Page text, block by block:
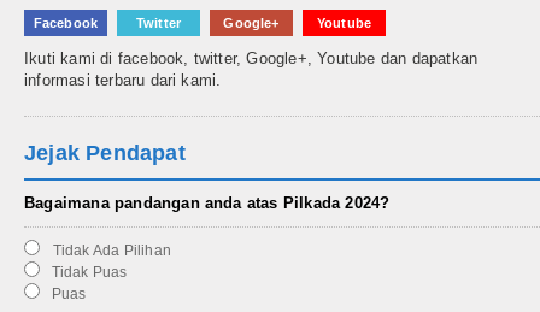
Facebook Twitter Google+ Youtube
Ikuti kami di facebook, twitter, Google+, Youtube dan dapatkan
informasi terbaru dari kami.
Jejak Pendapat
Bagaimana pandangan anda atas Pilkada 2024?
Tidak Ada Pilihan
Tidak Puas
Puas